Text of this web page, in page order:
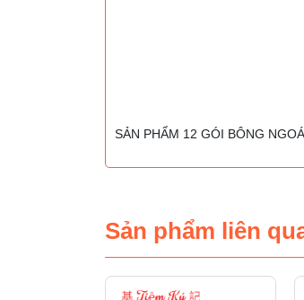
SẢN PHẨM 12 GÓI BÔNG
Sản phẩm liên